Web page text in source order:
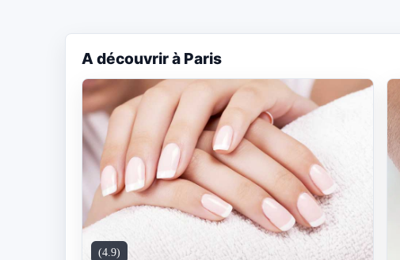
A découvrir à Paris
(4.9)